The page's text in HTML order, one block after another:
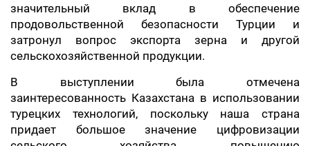
значительный вклад в обеспечение
продовольственной безопасности Турции и
затронул вопрос экспорта зерна и другой
сельскохозяйственной продукции.
В выступлении была отмечена
заинтересованность Казахстана в использовании
турецких технологий, поскольку наша страна
придает большое значение цифровизации